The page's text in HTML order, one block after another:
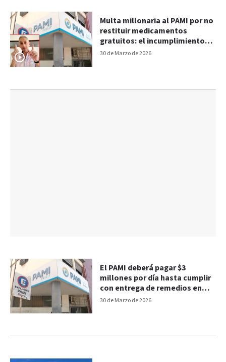
30 de Marzo de 2026
Multa millonaria al PAMI por no
restituir medicamentos
gratuitos: el incumplimiento
"afecta la salud"
30 de Marzo de 2026
El PAMI deberá pagar $3
millones por día hasta cumplir
con entrega de remedios en
Entre Ríos